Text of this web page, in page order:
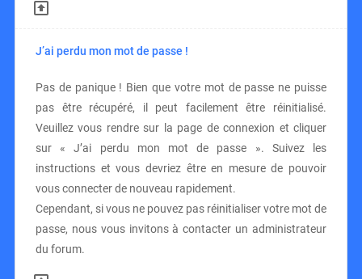
J’ai perdu mon mot de passe !
Pas de panique ! Bien que votre mot de passe ne puisse
pas être récupéré, il peut facilement être réinitialisé.
Veuillez vous rendre sur la page de connexion et cliquer
sur « J’ai perdu mon mot de passe ». Suivez les
instructions et vous devriez être en mesure de pouvoir
vous connecter de nouveau rapidement.
Cependant, si vous ne pouvez pas réinitialiser votre mot de
passe, nous vous invitons à contacter un administrateur
du forum.